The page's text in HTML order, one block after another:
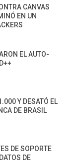
CANVAS
EN UN
EL AUTO-
Y DESATÓ EL
DE BRASIL
DE SOPORTE
DE